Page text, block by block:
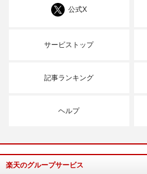
公式X
サービストップ
記事ランキング
ヘルプ
楽天のグループサービス